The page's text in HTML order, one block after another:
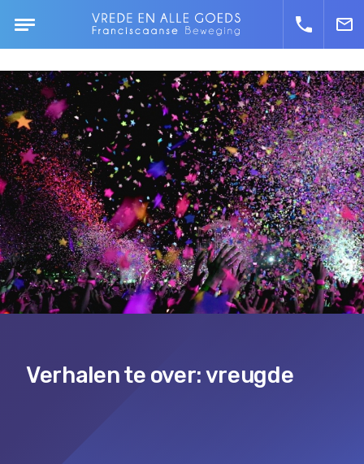
Verhalen te over: vreugde